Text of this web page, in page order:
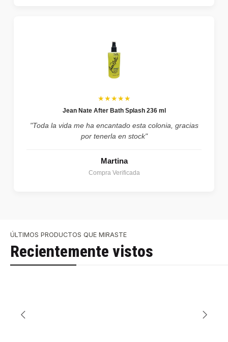
★★★★★
Jean Nate After Bath Splash 236 ml
"Toda la vida me ha encantado esta colonia, gracias
por tenerla en stock"
Martina
Compra Verificada
ÚLTIMOS PRODUCTOS QUE MIRASTE
Recientemente vistos